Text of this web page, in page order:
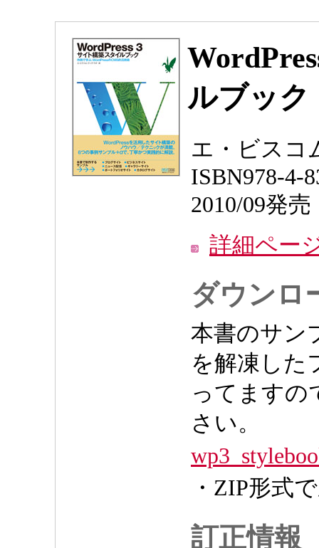
ルブック
エ・ビスコ
ISBN978-4-
2010/09発売
詳細ペー
ダウンロ
本書のサン
を解凍した
ってますの
さい。
・ZIP形式
訂正情報